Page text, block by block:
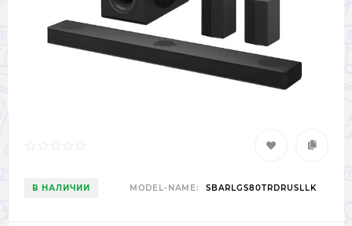
В НАЛИЧИИ MODEL-NAME: SBARLGS80TRDRUSLLK